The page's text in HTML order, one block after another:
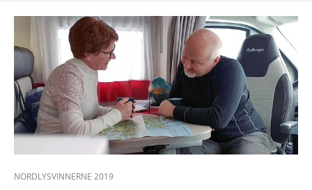
NORDLYSVINNERNE 2019